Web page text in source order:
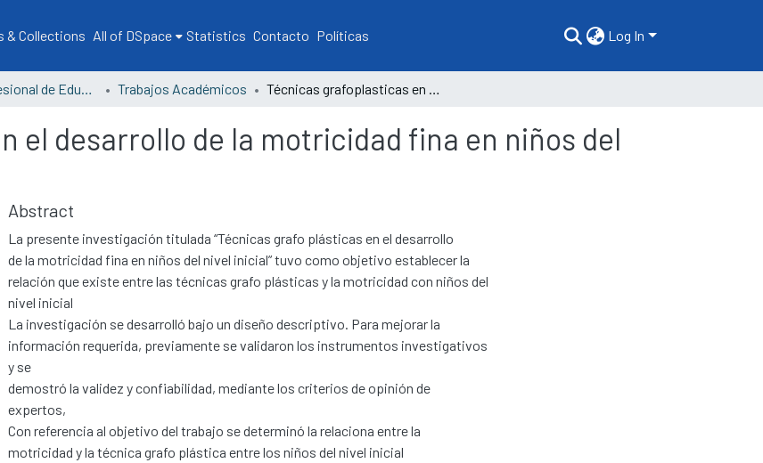
& Collections All of DSpace Statistics Contacto Políticas Log In
Escuela Profesional de Educación Trabajos Académicos Técnicas grafoplasticas en el desarrollo de la motricidad fina en niños del nivel inicial
el desarrollo de la motricidad fina en niños del
Abstract
La presente investigación titulada “Técnicas grafo plásticas en el desarrollo
de la motricidad fina en niños del nivel inicial” tuvo como objetivo establecer la
relación que existe entre las técnicas grafo plásticas y la motricidad con niños del
nivel inicial
La investigación se desarrolló bajo un diseño descriptivo. Para mejorar la
información requerida, previamente se validaron los instrumentos investigativos
y se
demostró la validez y confiabilidad, mediante los criterios de opinión de
expertos,
Con referencia al objetivo del trabajo se determinó la relaciona entre la
motricidad y la técnica grafo plástica entre los niños del nivel inicial